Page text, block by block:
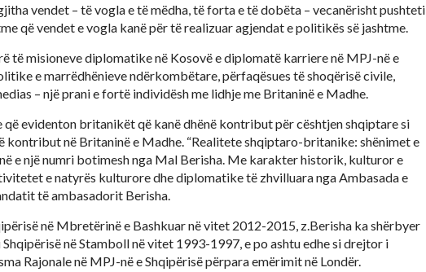
vendet – të vogla e të mëdha, të forta e të dobëta – vecanërisht pushteti
që vendet e vogla kanë për të realizuar agjendat e politikës së jashtme.
të misioneve diplomatike në Kosovë e diplomatë karriere në MPJ-në e
e marrëdhënieve ndërkombëtare, përfaqësues të shoqërisë civile,
– një prani e fortë individësh me lidhje me Britaninë e Madhe.
evidenton britanikët që kanë dhënë kontribut për cështjen shqiptare si
kontribut në Britaninë e Madhe. “Realitete shqiptaro-britanike: shënimet e
e një numri botimesh nga Mal Berisha. Me karakter historik, kulturor e
e natyrës kulturore dhe diplomatike të zhvilluara nga Ambasada e
të ambasadorit Berisha.
në Mbretërinë e Bashkuar në vitet 2012-2015, z.Berisha ka shërbyer
në Stamboll në vitet 1993-1997, e po ashtu edhe si drejtor i
Rajonale në MPJ-në e Shqipërisë përpara emërimit në Londër.